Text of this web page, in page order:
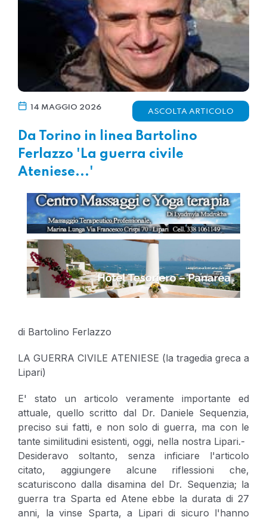
14 MAGGIO 2026
ASCOLTA ARTICOLO
Da Torino in linea Bartolino
Ferlazzo 'La guerra civile
Ateniese...'
di Bartolino Ferlazzo
LA GUERRA CIVILE ATENIESE (la tragedia greca a
Lipari)
E' stato un articolo veramente importante ed
attuale, quello scritto dal Dr. Daniele Sequenzia,
preciso sui fatti, e non solo di guerra, ma con le
tante similitudini esistenti, oggi, nella nostra Lipari.-
Desideravo soltanto, senza inficiare l'articolo
citato, aggiungere alcune riflessioni che,
scaturiscono dalla disamina del Dr. Sequenzia; la
guerra tra Sparta ed Atene ebbe la durata di 27
anni, la vinse Sparta, a Lipari di sicuro l'hanno